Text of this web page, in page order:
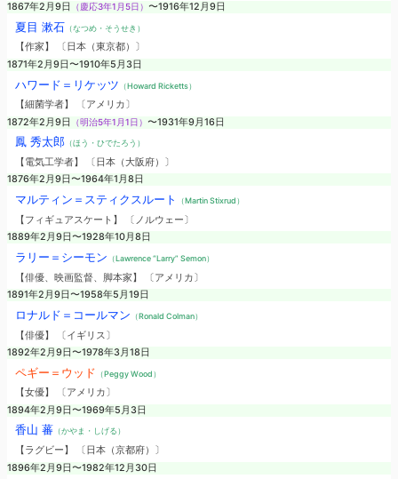
1867年2月9日
（慶応3年1月5日） 〜1916年12月9日
夏目 漱石 （なつめ・そうせき）
【作家】 〔日本（東京都）〕
1871年2月9日〜1910年5月3日
ハワード＝リケッツ （Howard Ricketts）
【細菌学者】 〔アメリカ〕
1872年2月9日
（明治5年1月1日） 〜1931年9月16日
鳳 秀太郎（ほう・ひでたろう）
【電気工学者】 〔日本（大阪府）〕
1876年2月9日〜1964年1月8日
マルティン＝スティクスルート （Martin Stixrud）
【フィギュアスケート】 〔ノルウェー〕
1889年2月9日〜1928年10月8日
ラリー＝シーモン （Lawrence “Larry” Semon）
【俳優、映画監督、脚本家】 〔アメリカ〕
1891年2月9日〜1958年5月19日
ロナルド＝コールマン （Ronald Colman）
【俳優】 〔イギリス〕
1892年2月9日〜1978年3月18日
ペギー＝ウッド （Peggy Wood）
【女優】 〔アメリカ〕
1894年2月9日〜1969年5月3日
香山 蕃 （かやま・しげる）
【ラグビー】 〔日本（京都府）〕
1896年2月9日〜1982年12月30日